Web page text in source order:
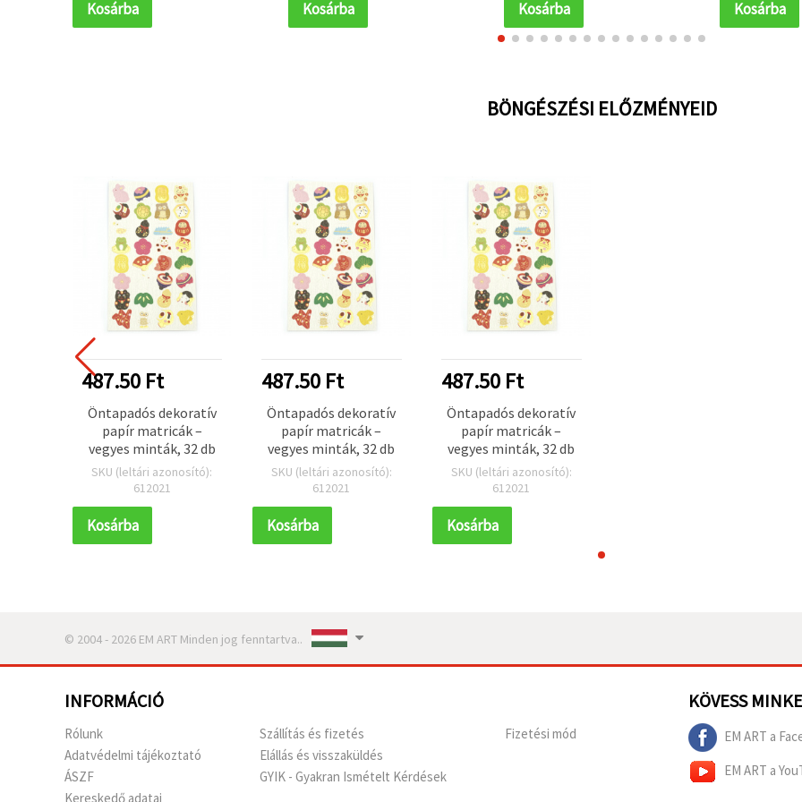
Kosárba Kosárba Kosárba Kosárba
BÖNGÉSZÉSI ELŐZMÉNYEID
487.50 Ft
Öntapadós dekoratív
papír matricák –
vegyes minták, 32 db
SKU (leltári azonosító):
612021
Kosárba
487.50 Ft
Öntapadós dekoratív
papír matricák –
vegyes minták, 32 db
SKU (leltári azonosító):
612021
Kosárba
487.50 Ft
Öntapadós dekoratív
papír matricák –
vegyes minták, 32 db
SKU (leltári azonosító):
612021
Kosárba
© 2004 - 2026 EM ART Minden jog fenntartva..
INFORMÁCIÓ
Rólunk
Adatvédelmi tájékoztató
ÁSZF
Kereskedő adatai
Szállítás és fizetés
Elállás és visszaküldés
GYIK - Gyakran Ismételt Kérdések
Fizetési mód
KÖVESS
EM ART a
EM ART a